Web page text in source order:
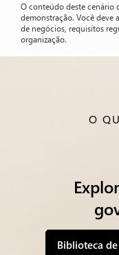
O conteúdo deste cenário
demonstração. Você deve
de negócios, requisitos
organização.
O
Biblioteca